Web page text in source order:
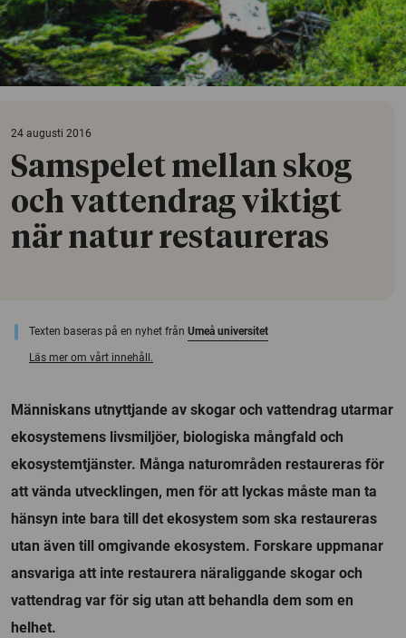
24 augusti 2016
Samspelet mellan skog
och vattendrag viktigt
när natur restaureras
Texten baseras på en nyhet från Umeå universitet
Läs mer om vårt innehåll.
Människans utnyttjande av skogar och vattendrag utarmar
ekosystemens livsmiljöer, biologiska mångfald och
ekosystemtjänster. Många naturområden restaureras för
att vända utvecklingen, men för att lyckas måste man ta
hänsyn inte bara till det ekosystem som ska restaureras
utan även till omgivande ekosystem. Forskare uppmanar
ansvariga att inte restaurera näraliggande skogar och
vattendrag var för sig utan att behandla dem som en
helhet.